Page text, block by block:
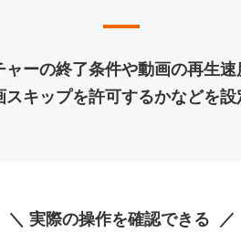
ャーの終了条件や動画の再生速
スキップを許可するかなどを設
実際の操作を確認できる